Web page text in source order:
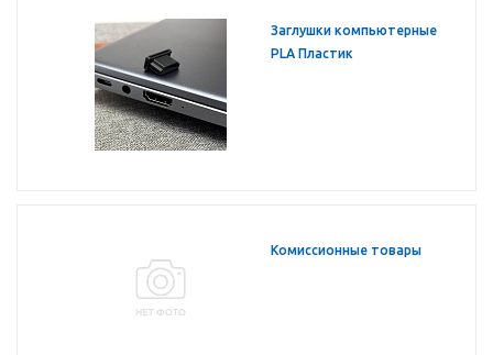
Заглушки компьютерные
PLA Пластик
Комиссионные товары